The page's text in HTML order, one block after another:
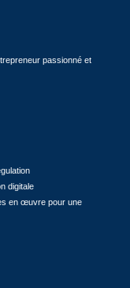
passionné et
digitale
en œuvre pour une